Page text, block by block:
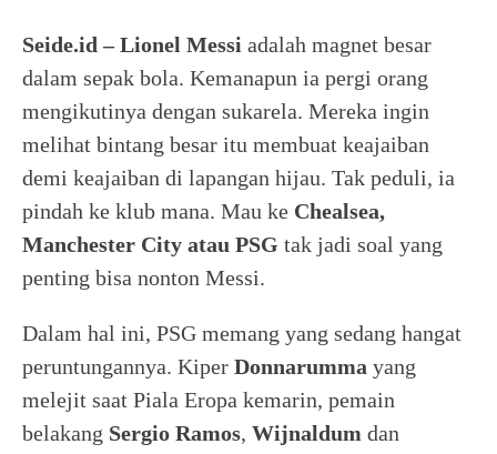
Seide.id – Lionel Messi adalah magnet besar
dalam sepak bola. Kemanapun ia pergi orang
mengikutinya dengan sukarela. Mereka ingin
melihat bintang besar itu membuat keajaiban
demi keajaiban di lapangan hijau. Tak peduli, ia
pindah ke klub mana. Mau ke Chealsea,
Manchester City atau PSG tak jadi soal yang
penting bisa nonton Messi.
Dalam hal ini, PSG memang yang sedang hangat
peruntungannya. Kiper Donnarumma yang
melejit saat Piala Eropa kemarin, pemain
belakang Sergio Ramos, Wijnaldum dan